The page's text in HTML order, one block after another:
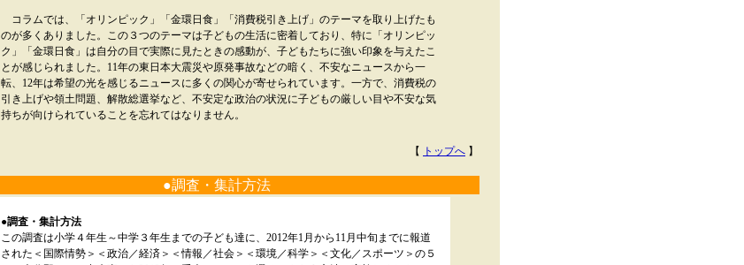
コラムでは、「オリンピック」「金環日食」「消費税引き上げ」のテーマを取り上げたも
のが多くありました。この３つのテーマは子どもの生活に密着しており、特に「オリンピッ
ク」「金環日食」は自分の目で実際に見たときの感動が、子どもたちに強い印象を与えたこ
とが感じられました。11年の東日本大震災や原発事故などの暗く、不安なニュースから一
転、12年は希望の光を感じるニュースに多くの関心が寄せられています。一方で、消費税の
引き上げや領土問題、解散総選挙など、不安定な政治の状況に子どもの厳しい目や不安な気
持ちが向けられていることを忘れてはなりません。
【 トップへ 】
●調査・集計方法
●調査・集計方法
この調査は小学４年生～中学３年生までの子ども達に、2012年1月から11月中旬までに報道
された＜国際情勢＞＜政治／経済＞＜情報／社会＞＜環境／科学＞＜文化／スポーツ＞の５